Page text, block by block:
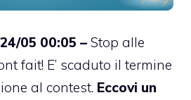
05 00:05 – Stop alle
fait! E’ scaduto il termine
al contest. Eccovi un